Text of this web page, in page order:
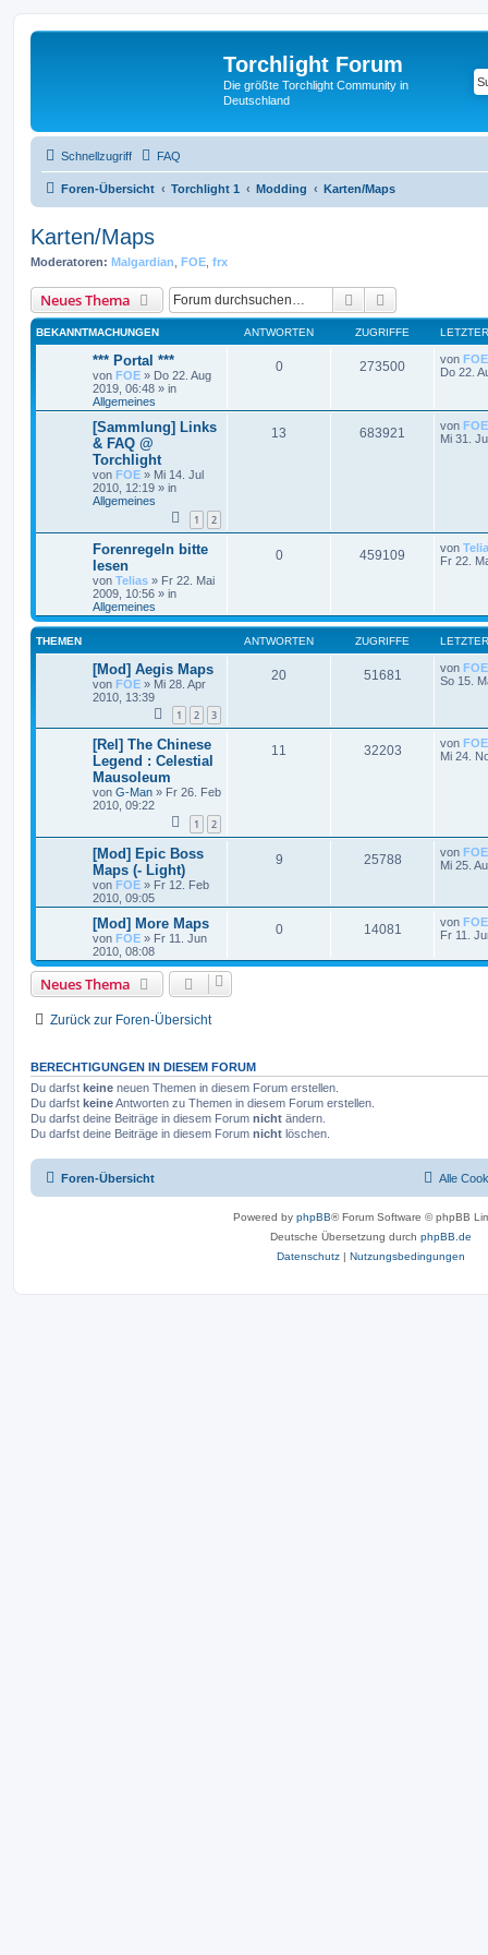
Torchlight Forum
Die größte Torchlight Community in
Deutschland
Schnellzugriff FAQ
Foren-Übersicht Torchlight 1 Modding Karten/Maps
Karten/Maps
Moderatoren: Malgardian FOE frx
Neues Thema Suche
BEKANNTMACHUNGEN ANTWORTEN ZUGRIFFE
*** Portal ***
von FOE » Do 22. Aug
2019, 06:48 » in
Allgemeines
0 273500 von FOE
Do 22.
[Sammlung] Links
& FAQ @
Torchlight
von FOE » Mi 14. Jul
2010, 12:19 » in
Allgemeines
1 2
13 683921 von FOE
Mi 31.
Forenregeln bitte
lesen
von Telias » Fr 22. Mai
2009, 10:56 » in
Allgemeines
0 459109 von
Fr 22.
THEMEN ANTWORTEN ZUGRIFFE
[Mod] Aegis Maps
von FOE » Mi 28. Apr
2010, 13:39
1 2 3
20 51681 von FOE
So 15.
[Rel] The Chinese
Legend : Celestial
Mausoleum
von G-Man » Fr 26. Feb
2010, 09:22
1 2
11 32203 von FOE
Mi 24.
[Mod] Epic Boss
Maps (- Light)
von FOE » Fr 12. Feb
2010, 09:05
9 25788 von FOE
Mi 25.
[Mod] More Maps
von FOE » Fr 11. Jun
2010, 08:08
0 14081 von FOE
Fr 11.
Neues Thema
Zurück zur Foren-Übersicht
BERECHTIGUNGEN IN DIESEM FORUM
Du darfst keine neuen Themen in diesem Forum erstellen.
Du darfst keineAntworten zu Themen in diesem Forum erstellen.
Du darfst deine Beiträge in diesem Forum nicht ändern.
Du darfst deine Beiträge in diesem Forum nicht löschen.
Foren-Übersicht Alle
Powered by phpBB® Forum Software © phpBB
Deutsche Übersetzung durch phpBB.de
Datenschutz
Nutzungsbedingungen